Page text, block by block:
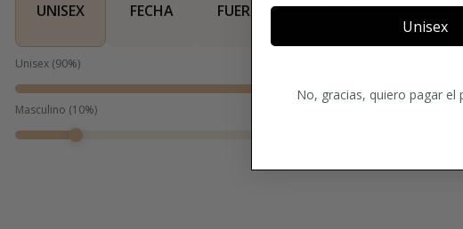
UNISEX FECHA FUERTE PICANTE
Unisex (90%)
Masculino (10%)
Unisex
No, gracias, quiero pagar el